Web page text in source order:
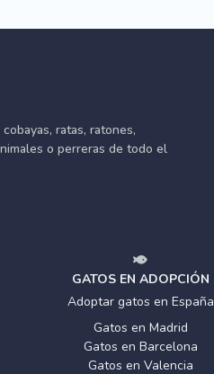
ratas, ratones,
o perreras de todo el
GATOS EN ADOPCIÓN
Adoptar gatos en España
Gatos en Madrid
Gatos en Barcelona
Gatos en Valencia